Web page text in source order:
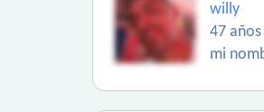
willy
47 años
mi